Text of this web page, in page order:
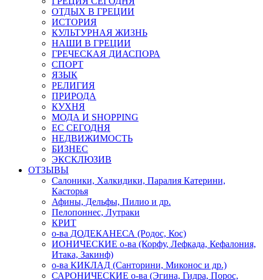
ОТДЫХ В ГРЕЦИИ
ИСТОРИЯ
КУЛЬТУРНАЯ ЖИЗНЬ
НАШИ В ГРЕЦИИ
ГРЕЧЕСКАЯ ДИАСПОРА
СПОРТ
ЯЗЫК
РЕЛИГИЯ
ПРИРОДА
КУХНЯ
МОДА И SHOPPING
ЕС СЕГОДНЯ
НЕДВИЖИМОСТЬ
БИЗНЕС
ЭКСКЛЮЗИВ
ОТЗЫВЫ
Салоники, Халкидики, Паралия Катерини,
Касторья
Афины, Дельфы, Пилио и др.
Пелопоннес, Лутраки
КРИТ
о-ва ДОДЕКАНЕСА (Родос, Кос)
ИОНИЧЕСКИЕ о-ва (Корфу, Лефкада, Кефалония,
Итака, Закинф)
о-ва КИКЛАД (Санторини, Миконос и др.)
САРОНИЧЕСКИЕ о-ва (Эгина, Гидра, Порос,